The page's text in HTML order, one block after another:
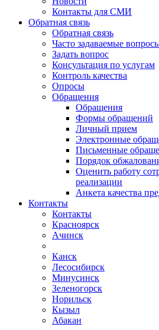
Контакты для СМИ
Обратная связь
Обратная связь
Часто задаваемые
Задать вопрос
Консультация по услугам
Контроль качества
Опросы
Обращения
Обращения
Формы обращений
Личный прием
Электронные
Письменные
Порядок
Оценить работу
реализации
Анкета качества
Контакты
Контакты
Красноярск
Ачинск
Канск
Лесосибирск
Минусинск
Зеленогорск
Норильск
Кызыл
Абакан